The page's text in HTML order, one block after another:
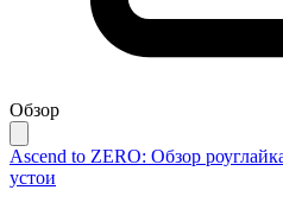
Обзор
Ascend to ZERO: Обзор
устои